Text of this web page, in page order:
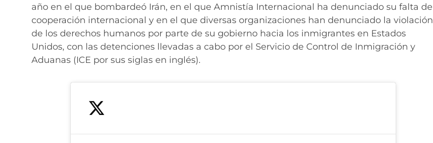
año en el que bombardeó Irán, en el que Amnistía Internacional ha denunciado su falta de
cooperación internacional y en el que diversas organizaciones han denunciado la violación
de los derechos humanos por parte de su gobierno hacia los inmigrantes en Estados
Unidos, con las detenciones llevadas a cabo por el Servicio de Control de Inmigración y
Aduanas (ICE por sus siglas en inglés).